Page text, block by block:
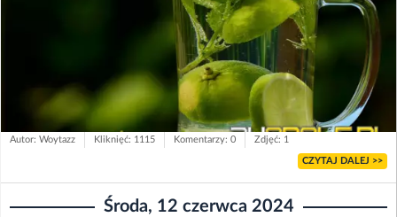
Autor: Woytazz Kliknięć: 1115 Komentarzy: 0 Zdjęć: 1
CZYTAJ DALEJ >>
Środa, 12 czerwca 2024